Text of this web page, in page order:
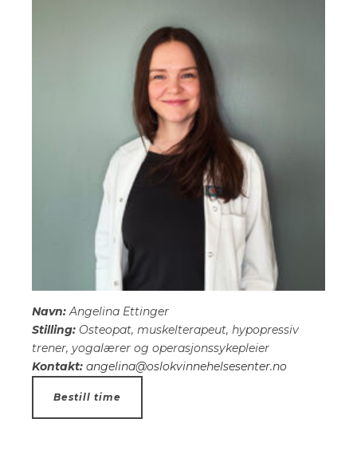
Navn:Angelina Ettinger
Stilling: Osteopat, muskelterapeut, hypopressiv
trener, yogalærer og operasjonssykepleier
Kontakt: angelina@oslokvinnehelsesenter.no
Bestill time